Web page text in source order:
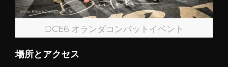
DCE6 オランダコンバットイベント
場所とアクセス